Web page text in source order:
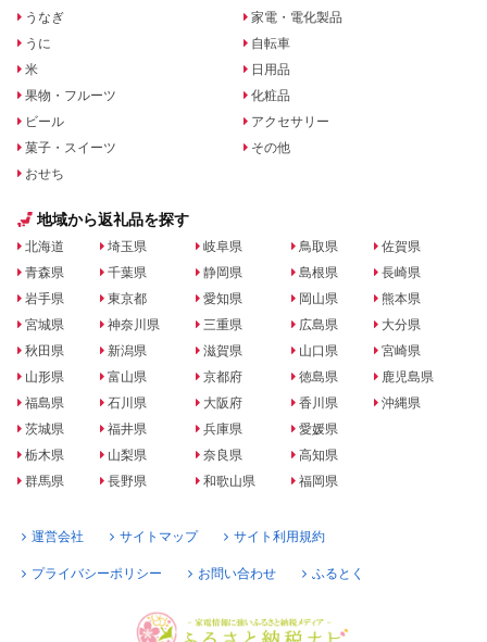
うなぎ
うに
米
果物・フルーツ
ビール
菓子・スイーツ
おせち
家電・電化製品
自転車
日用品
化粧品
アクセサリー
その他
地域から返礼品を探す
北海道
青森県
岩手県
宮城県
秋田県
山形県
福島県
茨城県
栃木県
群馬県
埼玉県
千葉県
東京都
神奈川県
新潟県
富山県
石川県
福井県
山梨県
長野県
岐阜県
静岡県
愛知県
三重県
滋賀県
京都府
大阪府
兵庫県
奈良県
和歌山県
鳥取県
島根県
岡山県
広島県
山口県
徳島県
香川県
愛媛県
高知県
福岡県
佐賀県
長崎県
熊本県
大分県
宮崎県
鹿児島県
沖縄県
運営会社 サイトマップ サイト利用規約
プライバシーポリシー お問い合わせ ふるとく